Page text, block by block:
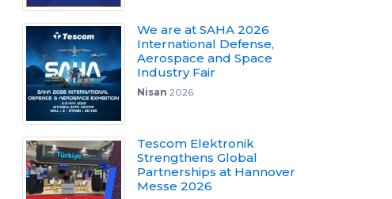
We are at SAHA 2026
International Defense,
Aerospace and Space
Industry Fair
Nisan 2026
Tescom Elektronik
Strengthens Global
Partnerships at Hannover
Messe 2026